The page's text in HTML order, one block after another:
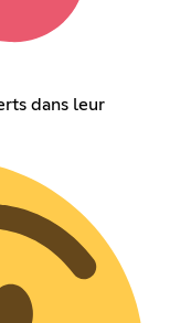
dans leur